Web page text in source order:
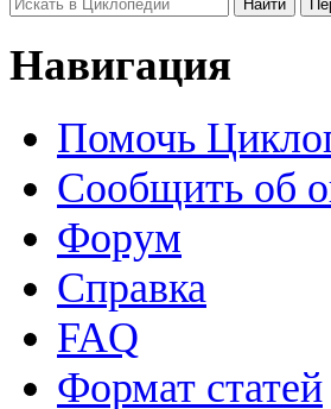
Навигация
Помочь
Сообщить об
Форум
Справка
FAQ
Формат статей